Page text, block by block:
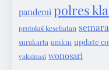
pandemi polres
protokol kesehatan
surakarta umkm update
vaksinasi wonosari